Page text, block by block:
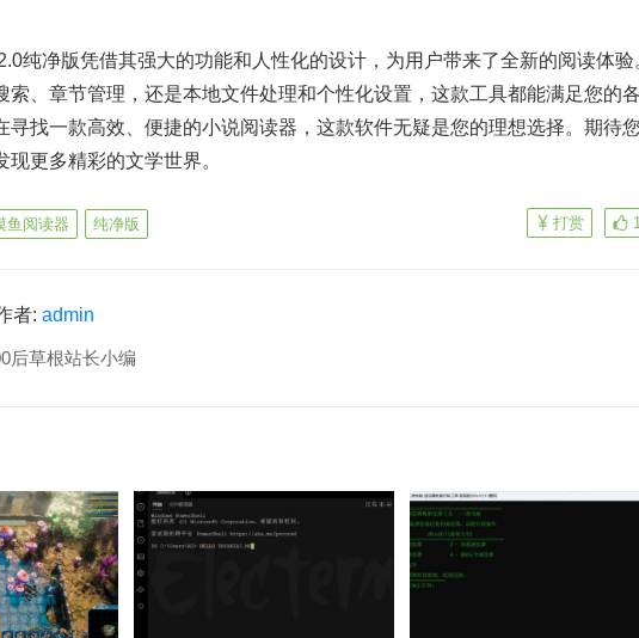
纯净版凭借其强大的功能和人性化的设计，为用户带来了全新的阅读体验
索、章节管理，还是本地文件处理和个性化设置，这款工具都能满足您的
寻找一款高效、便捷的小说阅读器，这款软件无疑是您的理想选择。期待
更多精彩的文学世界。
鱼阅读器 纯净版 打赏
者: admin
后草根站长小编